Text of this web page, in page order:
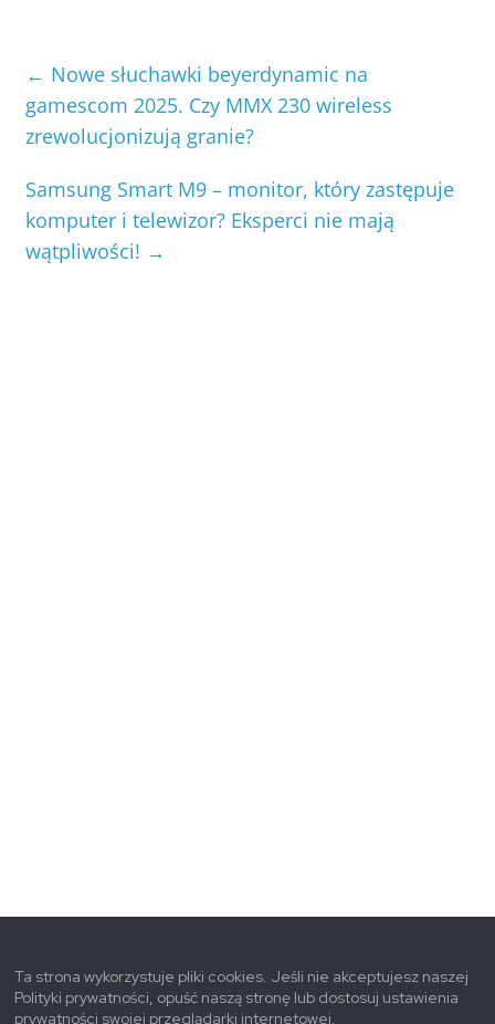
← Nowe słuchawki beyerdynamic na
gamescom 2025. Czy MMX 230 wireless
zrewolucjonizują granie?
Samsung Smart M9 – monitor, który zastępuje
komputer i telewizor? Eksperci nie mają
wątpliwości! →
Ta strona wykorzystuje pliki cookies. Jeśli nie akceptujesz naszej
Polityki prywatności, opuść naszą stronę lub dostosuj ustawienia
prywatności swojej przeglądarki internetowej.